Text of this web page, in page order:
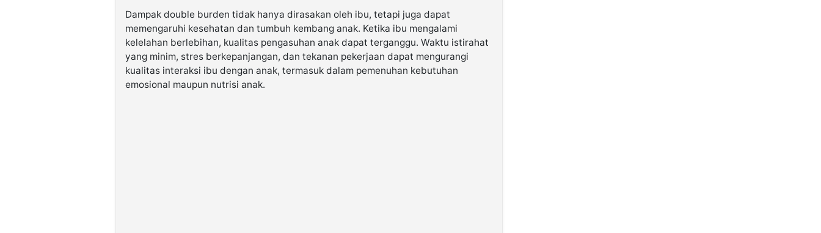
Dampak double burden tidak hanya dirasakan oleh ibu, tetapi juga dapat
memengaruhi kesehatan dan tumbuh kembang anak. Ketika ibu mengalami
kelelahan berlebihan, kualitas pengasuhan anak dapat terganggu. Waktu istirahat
yang minim, stres berkepanjangan, dan tekanan pekerjaan dapat mengurangi
kualitas interaksi ibu dengan anak, termasuk dalam pemenuhan kebutuhan
emosional maupun nutrisi anak.